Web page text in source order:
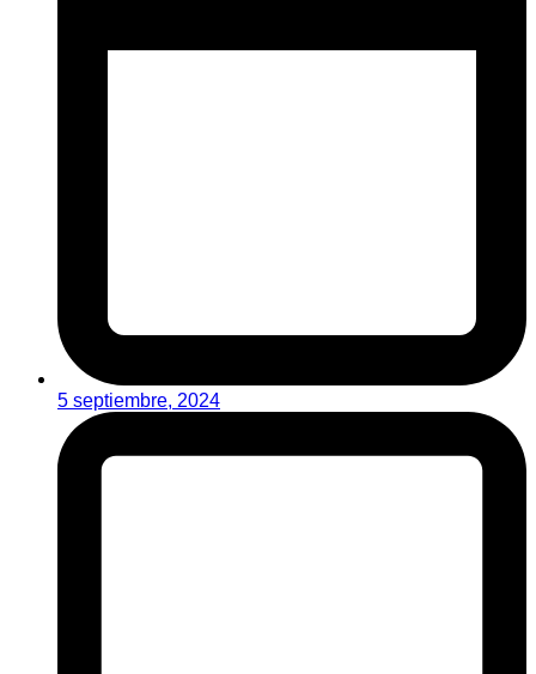
5 septiembre, 2024